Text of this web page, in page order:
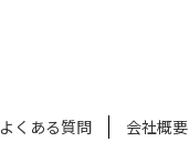
よくある質問 会社概要